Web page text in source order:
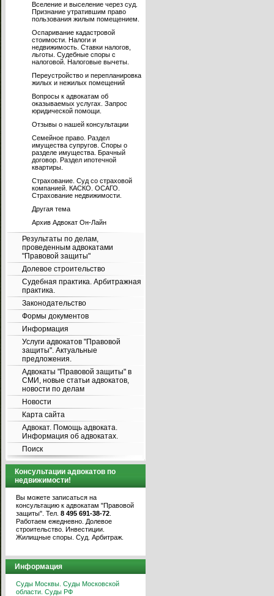
Вселение и выселение через суд.
Признание утратившим право
пользования жилым помещением.
Оспаривание кадастровой
стоимости. Налоги и
недвижимость. Ставки налогов,
льготы. Судебные споры с
налоговой. Налоговые вычеты.
Переустройство и перепланировка
жилых и нежилых помещений
Вопросы к адвокатам об
оказываемых услугах. Запрос
юридической помощи.
Отзывы о нашей консультации
Семейное право. Раздел
имущества супругов. Споры о
разделе имущества. Брачный
договор. Раздел ипотечной
квартиры.
Страхование. Суд со страховой
компанией. КАСКО. ОСАГО.
Страхование недвижимости.
Другая тема
Архив Адвокат Он-Лайн
Результаты по делам,
проведенным адвокатами
"Правовой защиты"
Долевое строительство
Судебная практика. Арбитражная
практика.
Законодательство
Формы документов
Информация
Услуги адвокатов "Правовой
защиты". Актуальные
предложения.
Адвокаты "Правовой защиты" в
СМИ, новые статьи адвокатов,
новости по делам
Новости
Карта сайта
Адвокат. Помощь адвоката.
Информация об адвокатах.
Поиск
Консультации адвокатов по
недвижимости!
Вы можете записаться на
консультацию к адвокатам "Правовой
защиты". Тел. 8 495 691-38-72
Работаем ежедневно. Долевое
строительство. Инвестиции.
Жилищные споры. Суд. Арбитраж.
Информация
Суды Москвы. Суды Московской
области. Суды РФ